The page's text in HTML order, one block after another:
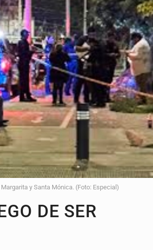
Jalisco y Michoacán
y Santa Mónica. (Foto: Especial)
DE SER